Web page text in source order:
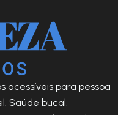
acessíveis para pessoa
Saúde bucal,